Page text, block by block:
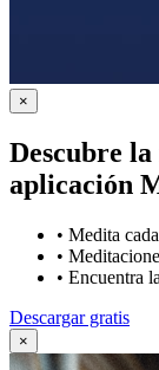
×
Descubre
aplicación
• Medita
•
• Encuentra
Descargar gratis
×